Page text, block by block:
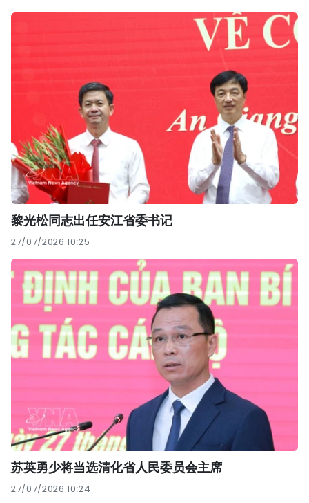
黎光松同志出任安江省委书记
27/07/2026 10:25
苏英勇少将当选清化省人民委员会主席
27/07/2026 10:24